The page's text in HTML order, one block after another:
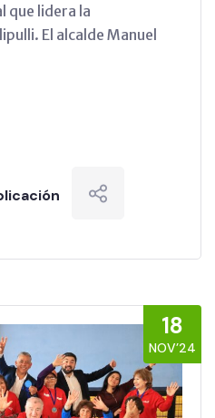
que lidera la
El alcalde Manuel
18
NOV’24